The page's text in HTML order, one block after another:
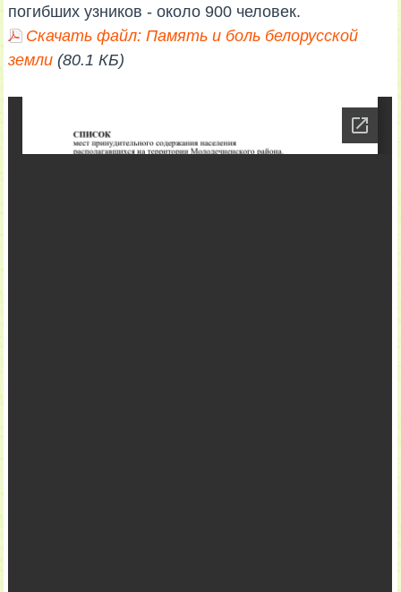
погибших узников - около 900 человек.
Скачать файл: Память и боль белорусской
земли (80.1 КБ)